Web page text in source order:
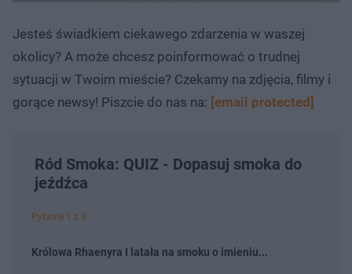
Jesteś świadkiem ciekawego zdarzenia w waszej
okolicy? A może chcesz poinformować o trudnej
sytuacji w Twoim mieście? Czekamy na zdjęcia, filmy i
gorące newsy! Piszcie do nas na: [email protected]
Ród Smoka: QUIZ - Dopasuj smoka do
jeźdźca
Pytanie 1 z 9
Królowa Rhaenyra I latała na smoku o imieniu...